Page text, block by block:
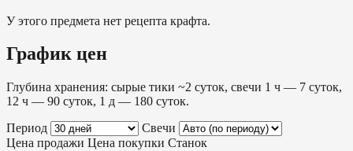
У этого предмета нет рецепта крафта.
График цен
Глубина хранения: сырые тики ~2 суток, свечи 1 ч — 7 суток,
12 ч — 90 суток, 1 д — 180 суток.
Период
Свечи
Цена продажи Цена покупки Станок